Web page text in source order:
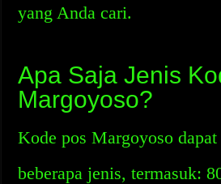
yang Anda cari.
Apa Saja Jenis
Margoyoso?
Kode pos Margoyoso
beberapa jenis, termasuk: